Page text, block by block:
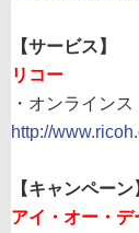
【サービス】
リコー
・オンライン
http://
【キャンペーン
アイ・オー・デ